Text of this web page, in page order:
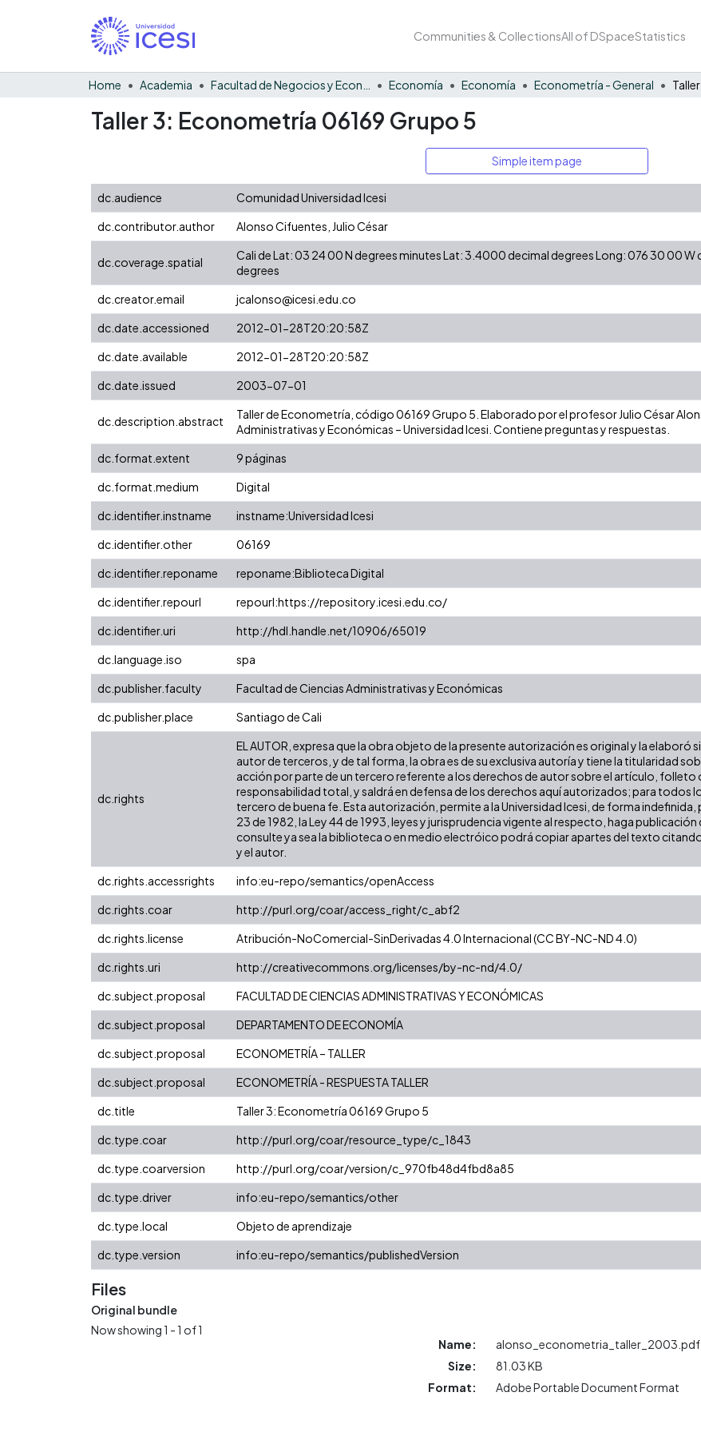
Communities & CollectionsAll of DSpaceStatistics
Home Academia Economía Economía Econometría - General
Taller 3: Econometría 06169 Grupo 5
Simple item page
dc.audience Comunidad Universidad Icesi
dc.contributor.author
Alonso Cifuentes, Julio César
dc.coverage.spatial
Cali de Lat: 03 24 00 N degrees minutes Lat: 3.4000 decimal degrees Long: 076 30 00
degrees
dc.creator.email jcalonso@icesi.edu.co
dc.date.accessioned
2012-01-28T20:20:58Z
dc.date.available
2012-01-28T20:20:58Z
dc.date.issued
2003-07-01
dc.description.abstract
Taller de Econometría, código 06169 Grupo 5. Elaborado por el profesor Julio César
Administrativas y Económicas – Universidad Icesi. Contiene preguntas y respuestas.
dc.format.extent 9 páginas
dc.format.medium
Digital
dc.identifier.instname
instname:Universidad Icesi
dc.identifier.other
06169
dc.identifier.reponame
reponame:Biblioteca Digital
dc.identifier.repourl
repourl:https://repository.icesi.edu.co/
dc.identifier.uri
http://hdl.handle.net/10906/65019
dc.language.iso
spa
dc.publisher.faculty
Facultad de Ciencias Administrativas y Económicas
dc.publisher.place
Santiago de Cali
dc.rights
EL AUTOR, expresa que la obra objeto de la presente autorización es original y la elaboró
autor de terceros, y de tal forma, la obra es de su exclusiva autoría y tiene la titularidad
acción por parte de un tercero referente a los derechos de autor sobre el artículo, folleto
responsabilidad total, y saldrá en defensa de los derechos aquí autorizados; para todos
tercero de buena fe. Esta autorización, permite a la Universidad Icesi, de forma
23 de 1982, la Ley 44 de 1993, leyes y jurisprudencia vigente al respecto, haga
consulte ya sea la biblioteca o en medio electróico podrá copiar apartes del texto
y el autor.
dc.rights.accessrights info:eu-repo/semantics/openAccess
dc.rights.coar
http://purl.org/coar/access_right/c_abf2
dc.rights.license
Atribución-NoComercial-SinDerivadas 4.0 Internacional (CC BY-NC-ND 4.0)
dc.rights.uri
http://creativecommons.org/licenses/by-nc-nd/4.0/
dc.subject.proposal
FACULTAD DE CIENCIAS ADMINISTRATIVAS Y ECONÓMICAS
dc.subject.proposal
DEPARTAMENTO DE ECONOMÍA
dc.subject.proposal
ECONOMETRÍA – TALLER
dc.subject.proposal
ECONOMETRÍA - RESPUESTA TALLER
dc.title
Taller 3: Econometría 06169 Grupo 5
dc.type.coar
http://purl.org/coar/resource_type/c_1843
dc.type.coarversion
http://purl.org/coar/version/c_970fb48d4fbd8a85
dc.type.driver
info:eu-repo/semantics/other
dc.type.local
Objeto de aprendizaje
dc.type.version
info:eu-repo/semantics/publishedVersion
Files
Original bundle
Now showing1 - 1 of 1
Name:
alonso_econometria_taller_2003.pdf
Size:
81.03 KB
Format:
Adobe Portable Document Format